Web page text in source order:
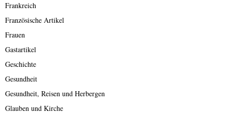
Frankreich
Französische Artikel
Frauen
Gastartikel
Geschichte
Gesundheit
Gesundheit, Reisen und Herbergen
Glauben und Kirche